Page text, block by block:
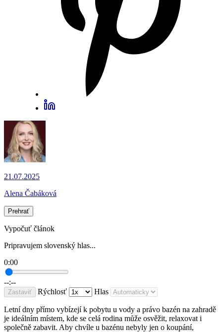
21.07.2025
Alena Čabáková
Prehrať
Vypočuť článok
Pripravujem slovenský hlas...
0:00
--:--
Zastaviť Rýchlosť Hlas
Letní dny přímo vybízejí k pobytu u vody a právo bazén na zahradě
je ideálním místem, kde se celá rodina může osvěžit, relaxovat i
společně zabavit. Aby chvíle u bazénu nebyly jen o koupání,